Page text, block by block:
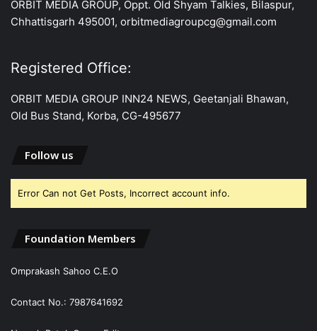
ORBIT MEDIA GROUP, Oppt. Old Shyam Talkies, Bilaspur,
Chhattisgarh 495001, orbitmediagroupcg@gmail.com
Registered Office:
ORBIT MEDIA GROUP INN24 NEWS, Geetanjali Bhawan,
Old Bus Stand, Korba, CG-495677
Follow us
Error Can not Get Posts, Incorrect account info.
Foundation Members
Omprakash Sahoo C.E.O
Contact No.: 7987641692